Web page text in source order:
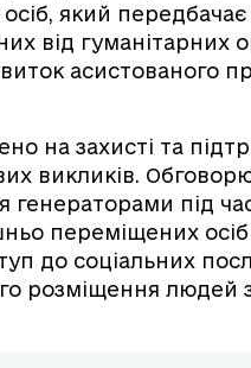
який
від гуманітарних
асистованого
на захисті та
викликів.
генераторами під
переміщених
до соціальних
розміщення людей з